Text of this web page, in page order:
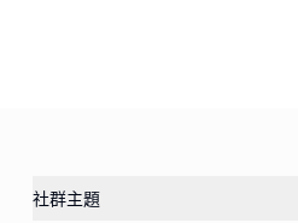
社群主題